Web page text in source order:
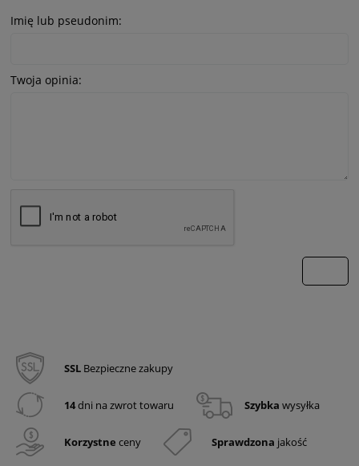
Imię lub pseudonim:
Twoja opinia:
SSL Bezpieczne zakupy
14dni na zwrot towaru Szybka wysyłka
Korzystne ceny Sprawdzona jakość